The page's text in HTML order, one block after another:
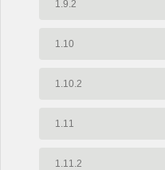
1.9.2
1.10
1.10.2
1.11
1.11.2